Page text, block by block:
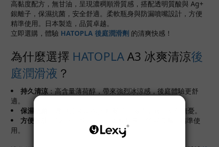
高黏度配方，無甘油，呈現濃稠順滑質感，搭配透明質酸與 Ag+
銀離子，保濕抗菌，安全舒適。柔軟瓶身與防漏噴嘴設計，方便
精準使用。日本製造，品質卓越。
立即選購，體驗 HATOPLA 後庭潤滑劑 的清爽快感！
為什麼選擇 HATOPLAA3 冰爽清涼後
庭潤滑液 ？
持久清涼：高含量薄荷醇，帶來強烈冰涼感，後庭體驗更舒
適。
保濕抗菌
：透明質酸與 Ag+ 銀離子，滋潤肌膚，安全無憂。
方便設計
：120 ml 或 300 ml 柔軟瓶身，防漏噴嘴，精準使
用。